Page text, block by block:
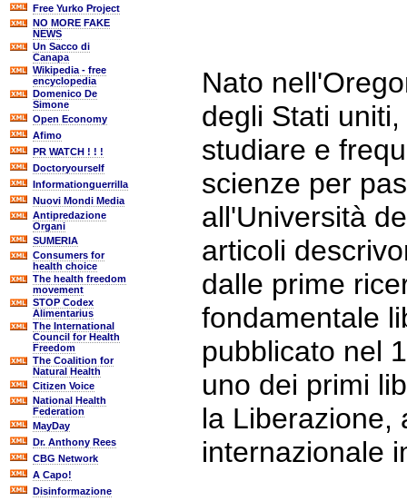
Free Yurko Project
NO MORE FAKE
NEWS
Un Sacco di
Canapa
Wikipedia - free
encyclopedia
Domenico De
Simone
Open Economy
Afimo
PR WATCH ! ! !
Doctoryourself
Informationguerrilla
Nuovi Mondi Media
Antipredazione
Organi
SUMERIA
Consumers for
health choice
The health freedom
movement
STOP Codex
Alimentarius
The International
Council for Health
Freedom
The Coalition for
Natural Health
Citizen Voice
National Health
Federation
MayDay
Dr. Anthony Rees
CBG Network
A Capo!
Disinformazione
Nato
degli Stati
studiare e
scienze per
all'Università
articoli
dalle prime
fondamentale
pubblicato nel
uno dei primi
la Liberazione,
internazionale